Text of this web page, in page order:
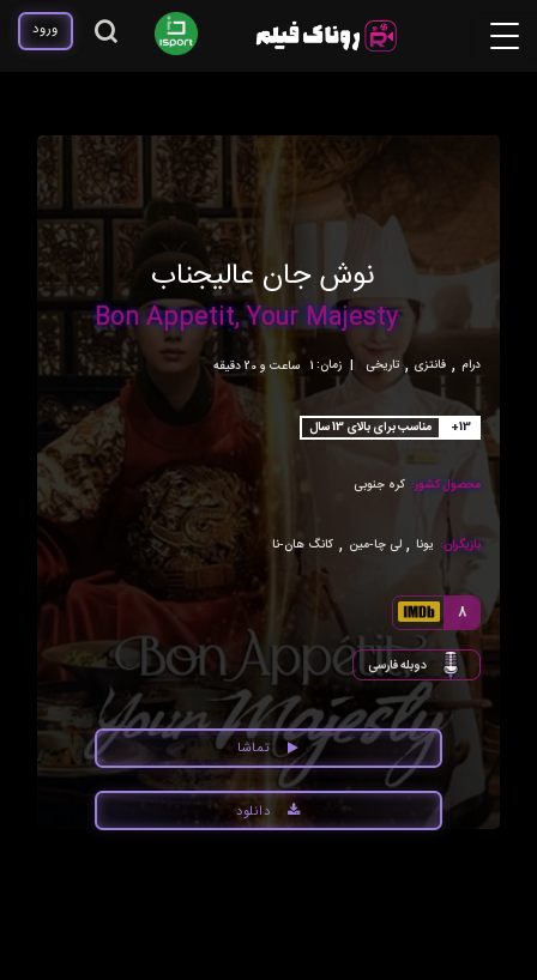
ورود
نوش جان عالیجناب
Bon Appetit, Your Majesty
درام , فانتزی , تاریخی | زمان: 1 ساعت و 20 دقیقه
+13 مناسب برای بالای 13 سال
محصول کشور: کره جنوبی
بازیگران: یونا , لی چا-مین , کانگ هان-نا
8
دوبله فارسی
تماشا
دانلود